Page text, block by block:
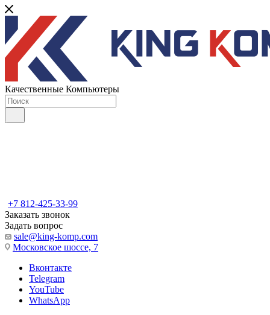
Качественные Компьютеры
+7 812-425-33-99
Заказать звонок
Задать вопрос
sale@king-komp.com
Московское шоссе, 7
Вконтакте
Telegram
YouTube
WhatsApp